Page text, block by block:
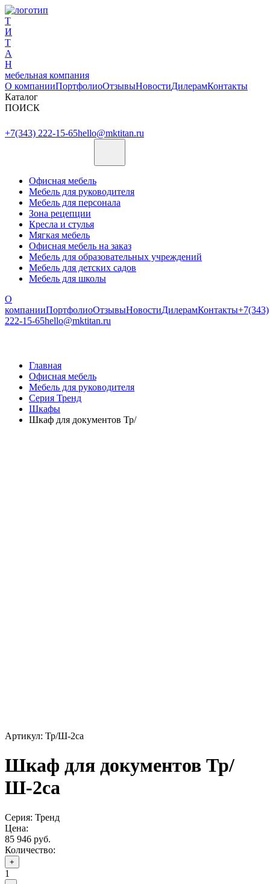
Т
И
Т
А
Н
мебельная компания
О компанииПортфолиоОтзывыНовостиДилерамКонтакты
Каталог
ПОИСК
+7(343) 222-15-65hello@mktitan.ru
Офисная мебель
Мебель для руководителя
Мебель для персонала
Зона рецепции
Кресла и стулья
Мягкая мебель
Офисная мебель на заказ
Мебель для образовательных учреждений
Мебель для детских садов
Мебель для школы
О
компанииПортфолиоОтзывыНовостиДилерамКонтакты+7(343)
222-15-65hello@mktitan.ru
Главная
Офисная мебель
Мебель для руководителя
Серия Тренд
Шкафы
Шкаф для документов Тр/
Артикул: Тр/Ш-2са
Шкаф для документов Тр/
Ш-2са
Серия: Тренд
Цена:
85 946 руб.
Количество:
+
1